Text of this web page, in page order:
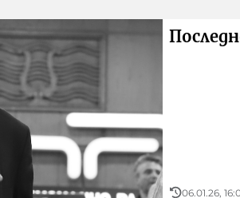
06.01.26,